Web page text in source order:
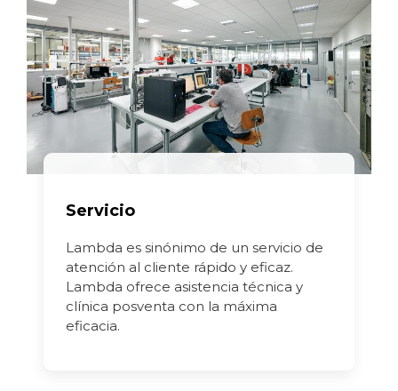
Servicio
Lambda es sinónimo de un servicio de
atención al cliente rápido y eficaz.
Lambda ofrece asistencia técnica y
clínica posventa con la máxima
eficacia.